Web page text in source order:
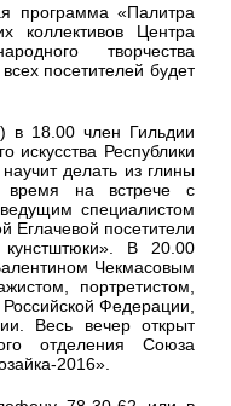
программа «Палитра
коллективов Центра
творчества
посетителей будет
в 18.00 член Гильдии
искусства Республики
делать из глины
на встрече с
специалистом
Еглачевой посетители
В 20.00
Чекмасовым
портретистом,
Федерации,
Весь вечер открыт
отделения Союза
2016».